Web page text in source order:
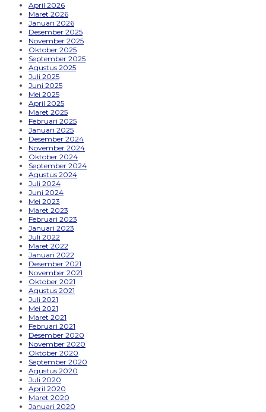
April 2026
Maret 2026
Januari 2026
Desember 2025
November 2025
Oktober 2025
September 2025
Agustus 2025
Juli 2025
Juni 2025
Mei 2025
April 2025
Maret 2025
Februari 2025
Januari 2025
Desember 2024
November 2024
Oktober 2024
September 2024
Agustus 2024
Juli 2024
Juni 2024
Mei 2023
Maret 2023
Februari 2023
Januari 2023
Juli 2022
Maret 2022
Januari 2022
Desember 2021
November 2021
Oktober 2021
Agustus 2021
Juli 2021
Mei 2021
Maret 2021
Februari 2021
Desember 2020
November 2020
Oktober 2020
September 2020
Agustus 2020
Juli 2020
April 2020
Maret 2020
Januari 2020